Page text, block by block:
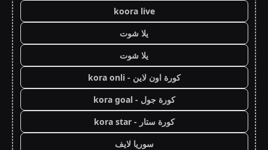
koora live
يلا شوت
يلا شوت
كورة اون لاين - kora onli
كورة جول - kora goal
كورة ستار - kora star
سوريا لايف